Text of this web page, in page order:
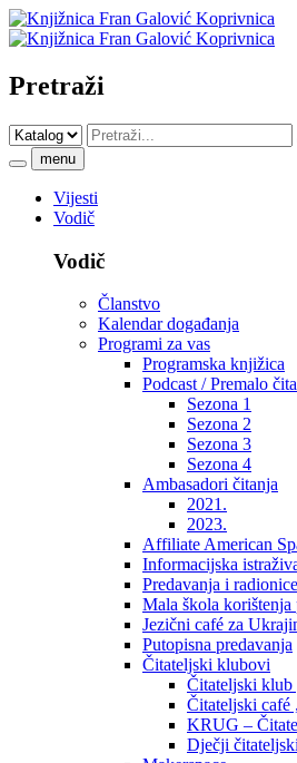
Pretraži
menu
Vijesti
Vodič
Vodič
Članstvo
Kalendar događanja
Programi za vas
Programska knjižica
Podcast / Premalo
Sezona 1
Sezona 2
Sezona 3
Sezona 4
Ambasadori čitanja
2021.
2023.
Affiliate American
Informacijska
Predavanja i radionice
Mala škola korištenja
Jezični café za
Putopisna predavanja
Čitateljski klubovi
Čitateljski klub
Čitateljski café
KRUG –
Dječji